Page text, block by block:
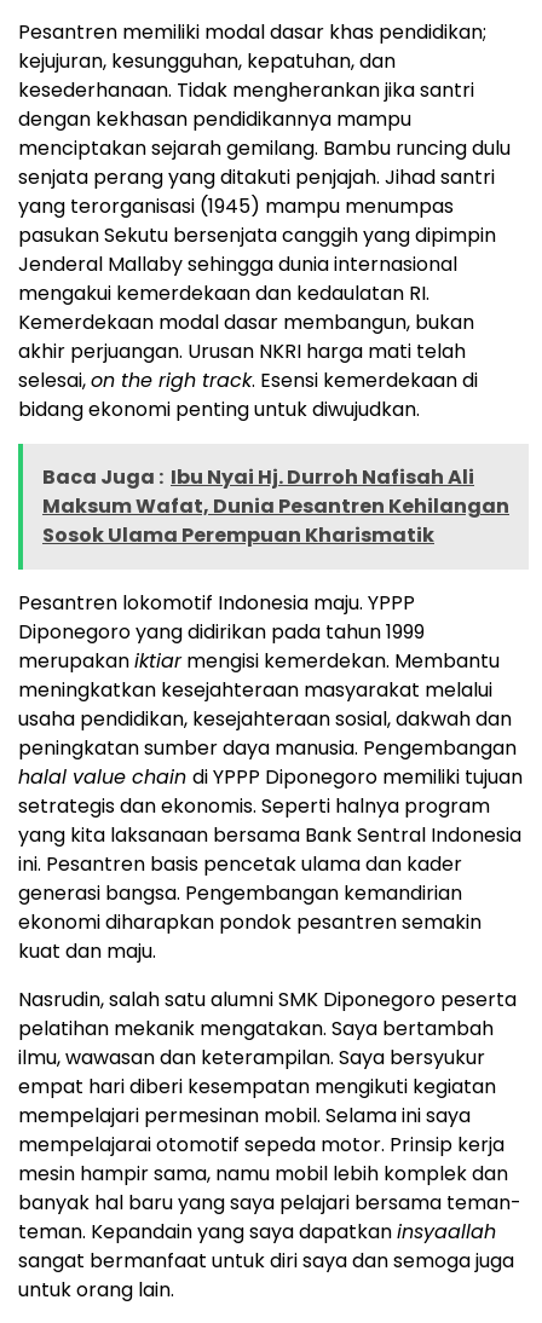
Pesantren memiliki modal dasar khas pendidikan;
kejujuran, kesungguhan, kepatuhan, dan
kesederhanaan. Tidak mengherankan jika santri
dengan kekhasan pendidikannya mampu
menciptakan sejarah gemilang. Bambu runcing dulu
senjata perang yang ditakuti penjajah. Jihad santri
yang terorganisasi (1945) mampu menumpas
pasukan Sekutu bersenjata canggih yang dipimpin
Jenderal Mallaby sehingga dunia internasional
mengakui kemerdekaan dan kedaulatan RI.
Kemerdekaan modal dasar membangun, bukan
akhir perjuangan. Urusan NKRI harga mati telah
selesai,on the righ track. Esensi kemerdekaan di
bidang ekonomi penting untuk diwujudkan.
Baca Juga : Ibu Nyai Hj. Durroh Nafisah Ali
Maksum Wafat, Dunia Pesantren Kehilangan
Sosok Ulama Perempuan Kharismatik
Pesantren lokomotif Indonesia maju. YPPP
Diponegoro yang didirikan pada tahun 1999
merupakaniktiarmengisi kemerdekan. Membantu
meningkatkan kesejahteraan masyarakat melalui
usaha pendidikan, kesejahteraan sosial, dakwah dan
peningkatan sumber daya manusia. Pengembangan
halal value chain di YPPP Diponegoro memiliki tujuan
setrategis dan ekonomis. Seperti halnya program
yang kita laksanaan bersama Bank Sentral Indonesia
ini. Pesantren basis pencetak ulama dan kader
generasi bangsa. Pengembangan kemandirian
ekonomi diharapkan pondok pesantren semakin
kuat dan maju.
Nasrudin, salah satu alumni SMK Diponegoro peserta
pelatihan mekanik mengatakan. Saya bertambah
ilmu, wawasan dan keterampilan. Saya bersyukur
empat hari diberi kesempatan mengikuti kegiatan
mempelajari permesinan mobil. Selama ini saya
mempelajarai otomotif sepeda motor. Prinsip kerja
mesin hampir sama, namu mobil lebih komplek dan
banyak hal baru yang saya pelajari bersama teman-
teman. Kepandain yang saya dapatkaninsyaallah
sangat bermanfaat untuk diri saya dan semoga juga
untuk orang lain.